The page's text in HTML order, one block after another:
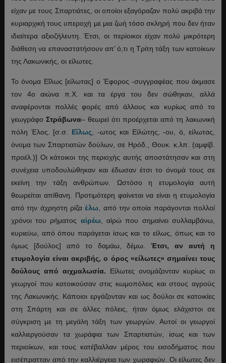
είχαν με τους Σπαρτιάτες, οι οποίοι εξαγόραζαν πολύ ακριβά την
κυριαρχική τους υπεροχή με μια ζωή τόσο σκληρή που δεν ήταν
ιδιαίτερα αξιοζήλευτη. Έτσι, οι περίοικοι είχαν πολύ μικρότερη
διάθεση να επαναστατήσουν απ’ ό,τι η Τρίτη τάξη των κατοίκων
της Λακωνικής, οι είλωτες.
Το όνομα Εἵλως [είλωτας] ο Έφορος -συγγραφέας που άκμασε
τον 4ο αιώνα π.Χ. και τα έργα του δεν σώθηκαν, αλλά
αναφέρονται πολλές φορές από άλλους και κυρίως από το
γεωγράφο Στράβωνα– θεωρεί ότι προέρχεται από τη λακωνική
πόλη Έλος. [σ.σ. Εἵλως , -ωτος και Εἱλώτης, -ου, ὁ, είλωτας,
όνομα των Σπαρτιατών δούλων, σε Ηρόδ., Θουκ. κ.λπ. (αμφίβ.
προέλ.)] Οι κάτοικοι της περιοχής αυτής αποστάτησαν και στη
συνέχεια υποδουλώθηκαν και έδωσαν έτσι το όνομά τους σε
εκείνη την τάξη ανθρώπων. Ωστόσο η ετυμολογία αυτή
θεωρείται απίθανη. Προτιμότερη φαίνεται να είναι η ετυμολογία
από την άχρηστη ρίζαἑλω , από την οποία παράγονται πολλοί
χρόνοι του ρήματος αἱρέω, αἱρώ που σημαίνει συλλαμβάνω,
κυριεύω, από όπου παράγεται ίσως και το είλως, όπως και το
όμως [δούλος] από το δαμάω, δέμω.Έτσι, αν αυτή η
ετυμολογία είναι ακριβής, ο όρος «είλωτες» σημαίνει τους
δούλους από αιχμαλωσία. Είλωτες ονομάζονταν κυρίως οι
γεωργοί που κατοικούσαν στις κωμοπόλεις και στους αγρούς
της Λακωνικής. Κάποιοι εργάζονταν και ως δούλοι σε κατοικίες
στη Σπάρτη και σε άλλες πόλεις, ήταν όμως ελάχιστοι σε
σύγκριση με τη μεγάλη τάξη των γεωργών. Αυτοί οι γεωργοί
καλλιεργούσαν τα χωράφια των Σπαρτιατών, ίσως και των
περιοίκων, και τους κατέβαλλαν μέρος του εισοδήματος που
εισέπρατταν από την καλλιέργεια των χωραφιών. Οι είλωτες δεν